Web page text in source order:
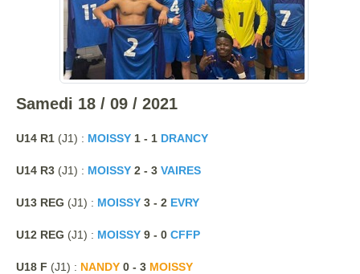
Samedi 18 / 09 / 2021
U14 R1 (J1) : MOISSY 1 - 1 DRANCY
U14 R3 (J1) : MOISSY 2 - 3 VAIRES
U13 REG (J1) : MOISSY 3 - 2 EVRY
U12 REG (J1) : MOISSY 9 - 0 CFFP
U18 F (J1) : NANDY 0 - 3 MOISSY